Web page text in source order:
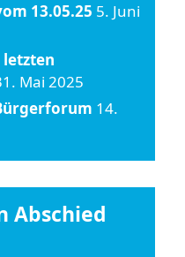
13.05.25 5. Juni
letzten
Mai 2025
14.
Abschied